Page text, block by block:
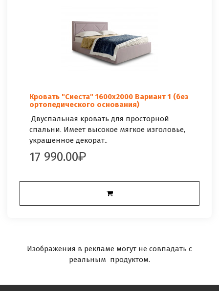
Кровать "Сиеста" 1600х2000 Вариант 1 (без
ортопедического основания)
Двуспальная кровать для просторной
спальни. Имеет высокое мягкое изголовье,
украшенное декорат..
17 990.00
Изображения в рекламе могут не совпадать с
реальным продуктом.